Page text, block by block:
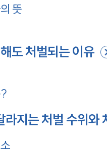
뜻
도 처벌되는 이유
지는 처벌 수위와